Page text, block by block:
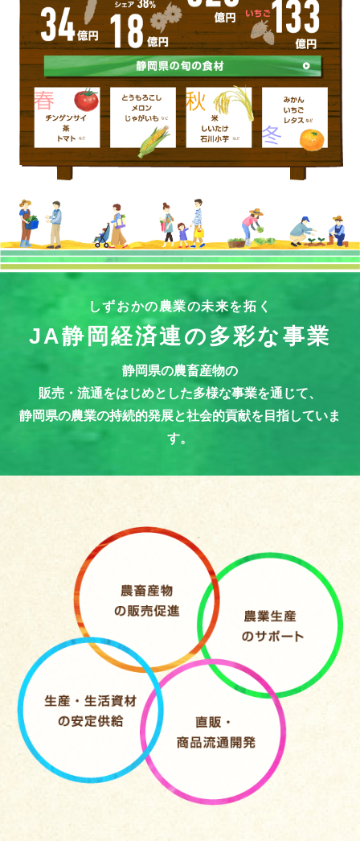
しずおかの農業の未来を拓く
JA静岡経済連の多彩な事業
静岡県の農畜産物の
販売・流通をはじめとした多様な事業を通じて、
静岡県の農業の持続的発展と社会的貢献を目指していま
す。